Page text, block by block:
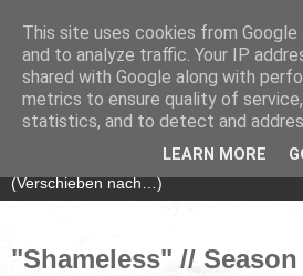
"Shameless" // Season
This site uses cookies from
and to analyze traffic. Your IP
shared with Google along with
metrics to ensure quality of
statistics, and to detect and
LEARN MORE